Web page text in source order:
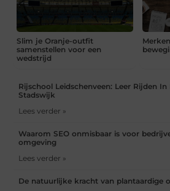
Slim je Oranje-outfit
samenstellen voor een
wedstrijd
Rijschool Leidschenveen: Leer Rijden In
Stadswijk
Lees verder »
Waarom SEO onmisbaar is voor
omgeving
Lees verder »
De natuurlijke kracht van plantaardige